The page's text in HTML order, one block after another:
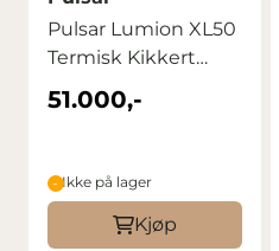
Pulsar Lumion XL50
Termisk Kikkert
Termisk ...
51.000,-
Ikke på lager
Kjøp